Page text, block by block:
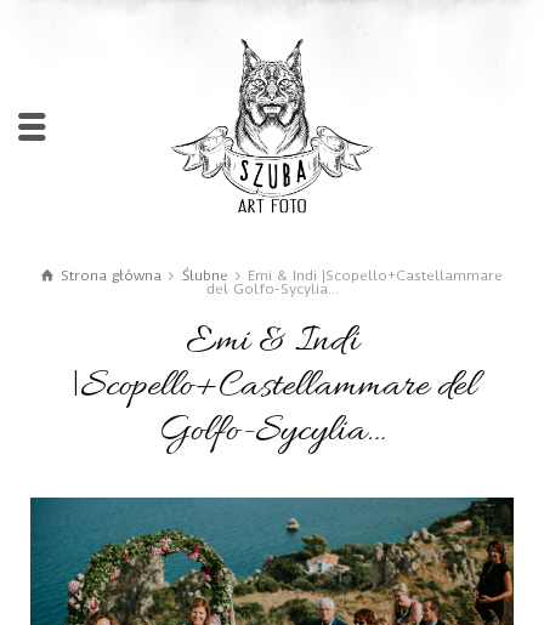
Strona główna Ślubne Emi & Indi |Scopello+Castellammare
del Golfo-Sycylia...
Emi & Indi
|Scopello+Castellammare del
Golfo-Sycylia…